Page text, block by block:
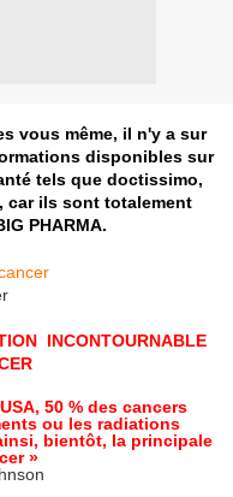
vous même, il n'y a sur
disponibles sur
tels que doctissimo,
car ils sont totalement
PHARMA.
INCONTOURNABLE
50 % des cancers
ou les radiations
bientôt, la principale
»